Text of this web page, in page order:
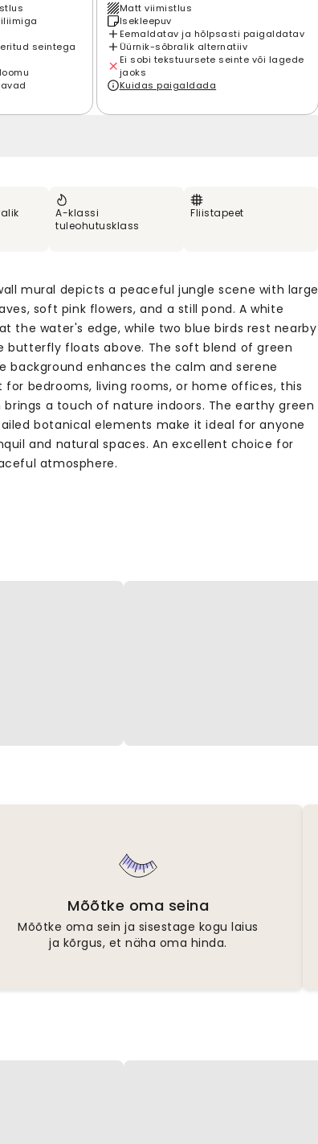
seintega
Matt viimistlus
Isekleepuv
Eemaldatav ja hõlpsasti paigaldatav
Üürnik-sõbralik alternatiiv
Ei sobi tekstuursete seinte või lagede
jaoks
Kuidas paigaldada
A-klassi
tuleohutusklass
Fliistapeet
mural depicts a peaceful jungle scene with large
soft pink flowers, and a still pond. A white
the water's edge, while two blue birds rest nearby
butterfly floats above. The soft blend of green
background enhances the calm and serene
for bedrooms, living rooms, or home offices, this
a touch of nature indoors. The earthy green
botanical elements make it ideal for anyone
and natural spaces. An excellent choice for
atmosphere.
Mõõtke oma seina
Mõõtke oma sein ja sisestage kogu laius
ja kõrgus, et näha oma hinda.